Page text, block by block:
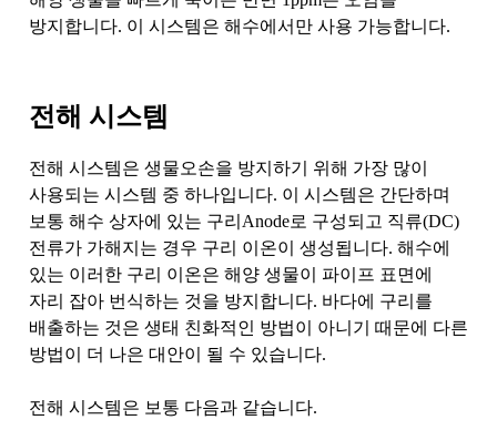
방지합니다. 이 시스템은 해수에서만 사용 가능합니다.
전해 시스템
전해 시스템은 생물오손을 방지하기 위해 가장 많이
사용되는 시스템 중 하나입니다. 이 시스템은 간단하며
보통 해수 상자에 있는 구리Anode로 구성되고 직류(DC)
전류가 가해지는 경우 구리 이온이 생성됩니다. 해수에
있는 이러한 구리 이온은 해양 생물이 파이프 표면에
자리 잡아 번식하는 것을 방지합니다. 바다에 구리를
배출하는 것은 생태 친화적인 방법이 아니기 때문에 다른
방법이 더 나은 대안이 될 수 있습니다.
전해 시스템은 보통 다음과 같습니다.